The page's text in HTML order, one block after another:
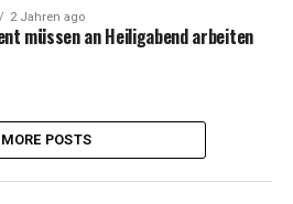
2 Jahren ago
müssen an Heiligabend arbeiten
MORE POSTS